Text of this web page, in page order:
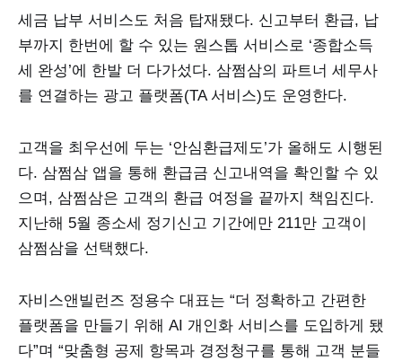
세금 납부 서비스도 처음 탑재됐다. 신고부터 환급, 납
부까지 한번에 할 수 있는 원스톱 서비스로 ‘종합소득
세 완성’에 한발 더 다가섰다. 삼쩜삼의 파트너 세무사
를 연결하는 광고 플랫폼(TA 서비스)도 운영한다.
고객을 최우선에 두는 ‘안심환급제도’가 올해도 시행된
다. 삼쩜삼 앱을 통해 환급금 신고내역을 확인할 수 있
으며, 삼쩜삼은 고객의 환급 여정을 끝까지 책임진다.
지난해 5월 종소세 정기신고 기간에만 211만 고객이
삼쩜삼을 선택했다.
자비스앤빌런즈 정용수 대표는 “더 정확하고 간편한
플랫폼을 만들기 위해 AI 개인화 서비스를 도입하게 됐
다”며 “맞춤형 공제 항목과 경정청구를 통해 고객 분들